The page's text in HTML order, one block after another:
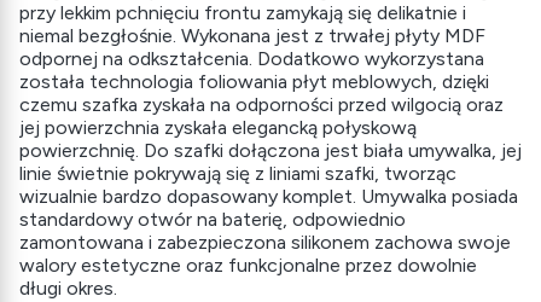
przy lekkim pchnięciu frontu zamykają się delikatnie i
niemal bezgłośnie. Wykonana jest z trwałej płyty MDF
odpornej na odkształcenia. Dodatkowo wykorzystana
została technologia foliowania płyt meblowych, dzięki
czemu szafka zyskała na odporności przed wilgocią oraz
jej powierzchnia zyskała elegancką połyskową
powierzchnię. Do szafki dołączona jest biała umywalka, jej
linie świetnie pokrywają się z liniami szafki, tworząc
wizualnie bardzo dopasowany komplet. Umywalka posiada
standardowy otwór na baterię, odpowiednio
zamontowana i zabezpieczona silikonem zachowa swoje
walory estetyczne oraz funkcjonalne przez dowolnie
długi okres.